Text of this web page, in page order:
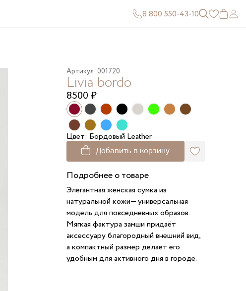
8 800 550-43-10
Артикул: 001720
Livia bordo
8500 ₽
Цвет: Бордовый Leather
Добавить в корзину
Подробнее о товаре
Элегантная женская сумка из
натуральной кожи— универсальная
модель для повседневных образов.
Мягкая фактура замши придаёт
аксессуару благородный внешний вид,
а компактный размер делает его
удобным для активного дня в городе.